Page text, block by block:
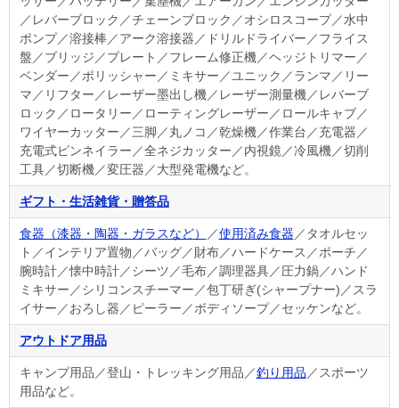
／レバーブロック／チェーンブロック／オシロスコープ／水中
ポンプ／溶接棒／アーク溶接器／ドリルドライバー／フライス
盤／ブリッジ／プレート／フレーム修正機／ヘッジトリマー／
ベンダー／ポリッシャー／ミキサー／ユニック／ランマ／リー
マ／リフター／レーザー墨出し機／レーザー測量機／レバーブ
ロック／ロータリー／ローティングレーザー／ロールキャブ／
ワイヤーカッター／三脚／丸ノコ／乾燥機／作業台／充電器／
充電式ピンネイラー／全ネジカッター／内視鏡／冷風機／切削
工具／切断機／変圧器／大型発電機など。
ギフト・生活雑貨・贈答品
食器（漆器・陶器・ガラスなど） ／使用済み食器 ／タオルセッ
ト／インテリア置物／バッグ／財布／ハードケース／ポーチ／
腕時計／懐中時計／シーツ／毛布／調理器具／圧力鍋／ハンド
ミキサー／シリコンスチーマー／包丁研ぎ(シャープナー)／スラ
イサー／おろし器／ピーラー／ボディソープ／セッケンなど。
アウトドア用品
キャンプ用品／登山・トレッキング用品／釣り用品 ／スポーツ
用品など。